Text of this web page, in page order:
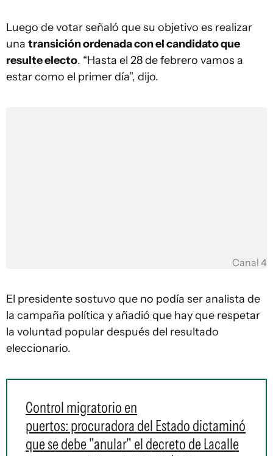
Luego de votar señaló que su objetivo es realizar
una transición ordenada con el candidato que
resulte electo. “Hasta el 28 de febrero vamos a
estar como el primer día”, dijo.
Canal 4
El presidente sostuvo que no podía ser analista de
la campaña política y añadió que hay que respetar
la voluntad popular después del resultado
eleccionario.
Control migratorio en
puertos: procuradora del Estado dictaminó
que se debe "anular" el decreto de Lacalle